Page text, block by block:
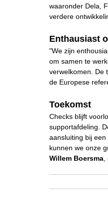
waaronder Dela,
verdere
Enthausiast
"We zijn
om samen te
verwelkomen. De
de Europese
Toekomst
Checks blijft
supportafdeling.
aansluiting bij
kunnen we onze
Willem Boersma